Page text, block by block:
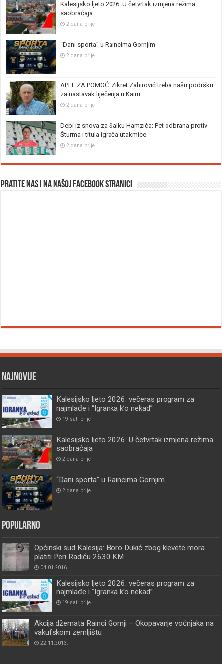
Kalesijsko ljeto 2026: U četvrtak izmjena režima
saobraćaja
2 dana prije
“Dani sporta” u Raincima Gornjim
2 dana prije
APEL ZA POMOĆ: Zikret Zahirović treba našu podršku
za nastavak liječenja u Kairu
2 dana prije
Debi iz snova za Salku Hamzića: Pet odbrana protiv
Šturma i titula igrača utakmice
2 dana prije
Pratite nas i na našoj facebook stranici
Najnovije
Kalesijsko ljeto 2026: večeras program za
najmlađe i “Igranka k’o nekad”
19 sati prije
Kalesijsko ljeto 2026: U četvrtak izmjena režima
saobraćaja
2 dana prije
“Dani sporta” u Raincima Gornjim
2 dana prije
Popularno
Općinski sud Kalesija: Boro Dukić zbog klevete mora
platiti Peri Radiću 2630 KM
04.01.2016.
Kalesijsko ljeto 2026: večeras program za
najmlađe i “Igranka k’o nekad”
19 sati prije
Akcija džemata Rainci Gornji – Okopavanje voćnjaka na
vakufskom zemljištu
22.11.2013.